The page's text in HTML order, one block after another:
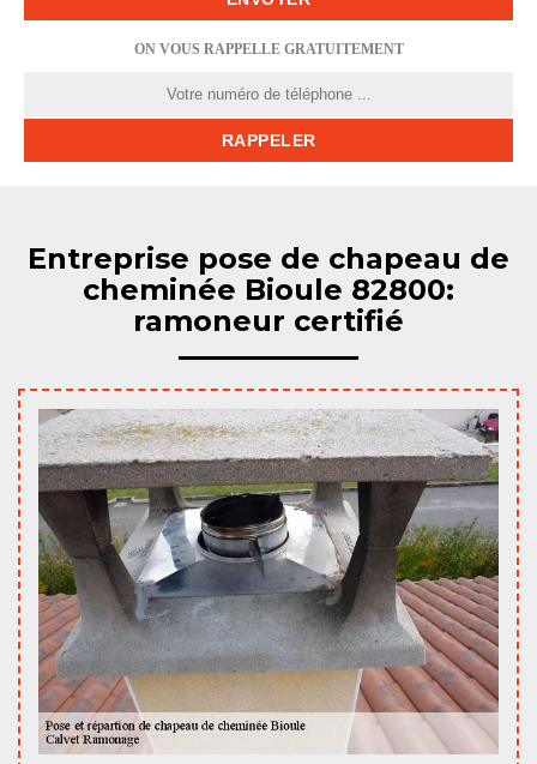
ON VOUS RAPPELLE GRATUITEMENT
Entreprise pose de chapeau de
cheminée Bioule 82800:
ramoneur certifié